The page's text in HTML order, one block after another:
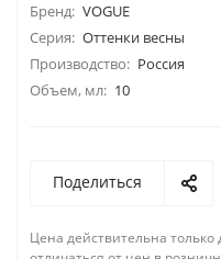
Бренд: VOGUE
Серия: Оттенки весны
Производство: Россия
Объем, мл: 10
Поделиться
Цена действительна